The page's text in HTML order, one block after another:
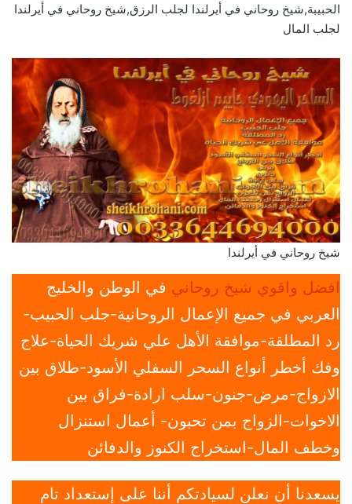
الحبيبة,شيخ روحاني في أيرلندا لجلب الرزق,شيخ روحاني في أيرلندا
لجلب المال
شيخ روحاني في أيرلندا
افضل واقوي شيخ روحاني في الوطن والخليج
العربي في جميع الإعمال الروحانية-جلب الحبيب-
رد المطلقة-موافقة الأهل علي شريك الحياة-علاج
وفك أخطر أنواع السحر السفلي الأسود-طلاق بين
الازواج-مرض-جنون-سلب ارادة-فراق بين
الاخوات-الزواج بمن تحبون- أعمال استنزال
وخطف المال-استخراج الكنوز والدفائن
يسعدنا أن نعلن لسيادتكم أننا على إستعداد تام